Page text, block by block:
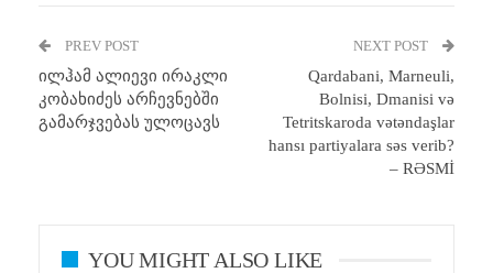
Email
PREV POST
ილჰამ ალიევი ირაკლი
კობახიძეს არჩევნებში
გამარჯვებას ულოცავს
NEXT POST
Qardabani, Marneuli,
Bolnisi, Dmanisi və
Tetritskaroda vətəndaşlar
hansı partiyalara səs verib?
– RƏSMİ
YOU MIGHT ALSO LIKE